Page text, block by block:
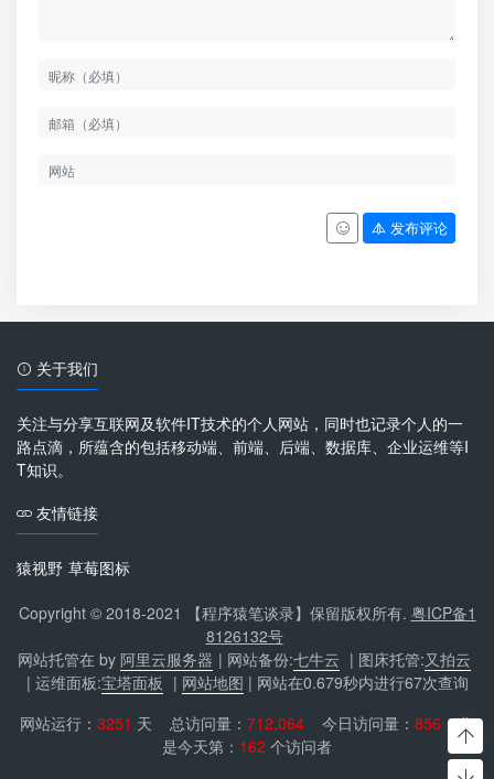
发布评论
关于我们
关注与分享互联网及软件IT技术的个人网站，同时也记录个人的一
路点滴，所蕴含的包括移动端、前端、后端、数据库、企业运维等I
T知识。
友情链接
猿视野 草莓图标
Copyright © 2018-2021 【程序猿笔谈录】保留版权所有. 粤ICP备1
8126132号
网站托管在 by 阿里云服务器 | 网站备份:七牛云 | 图床托管:又拍云
| 运维面板:宝塔面板 | 网站地图 | 网站在0.679秒内进行67次查询
网站运行： 3251 天 总访问量： 712,064 今日访问量： 856 您
是今天第： 162 个访问者